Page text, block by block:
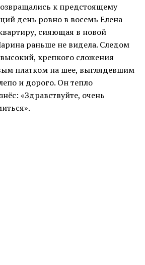
к предстоящему
день ровно в восемь Елена
сияющая в новой
раньше не видела. Следом
крепкого сложения
платком на шее, выглядевшим
и дорого. Он тепло
«Здравствуйте, очень